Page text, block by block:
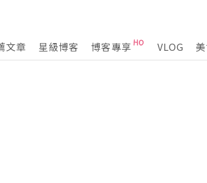
文章 星級博客 博客專享 VLOG